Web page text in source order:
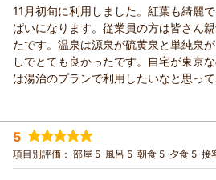
してます。内湯を毎日、換水して清
や釜を洗浄はしますので壁など、すす
勘違いさせてしまったのか？お教え頂
泉協会にも内湯は100%かけ流し塩素
ます。又、外気温があがれば露天風呂
支配人
リフォームされています。長椅子は小
ても良いです。文句なしですね。
温泉は大浴場２か所、内、１か所に露
で泉質も凄く良い。地球の恵みに浸か
岩盤浴も90分二人で楽しみましたが、
夕食は大広間で、ちょい贅沢プランを
お酒が安いです。
朝食は食堂でいただきます。雰囲気は
は食べられればいいくらいに思っていて
南郷（夢）温泉 共林荘からの返信
この度は南郷温泉 共林荘をご宿泊い
ます。
チェックインのお時間ですが16：00
端に早いチェックインでなくお部屋の
際にはお待たせしないようご案内し
らないでください。お部屋について多
いただき嬉しく思います。昨年、試行
したので本当に嬉しく思います。温泉
当館の一番の自慢です。仰っていただ
11月初旬に利用しました。紅葉も綺麗
ぱいになります。従業員の方は皆さん
たです。温泉は源泉が硫黄泉と単純泉
しでとても良かったです。自宅が東京
は湯治のプランで利用したいなと思って
宿泊時期： 2025年11月宿泊 (家族旅行)
投稿者： のりぶーさん
宿泊プラン： 【ちょい贅沢】料理長おまかせ
朝・夕
夕/個室利用
5
項目別評価： 部屋 5 風呂 5 朝食 5 夕食 5 接